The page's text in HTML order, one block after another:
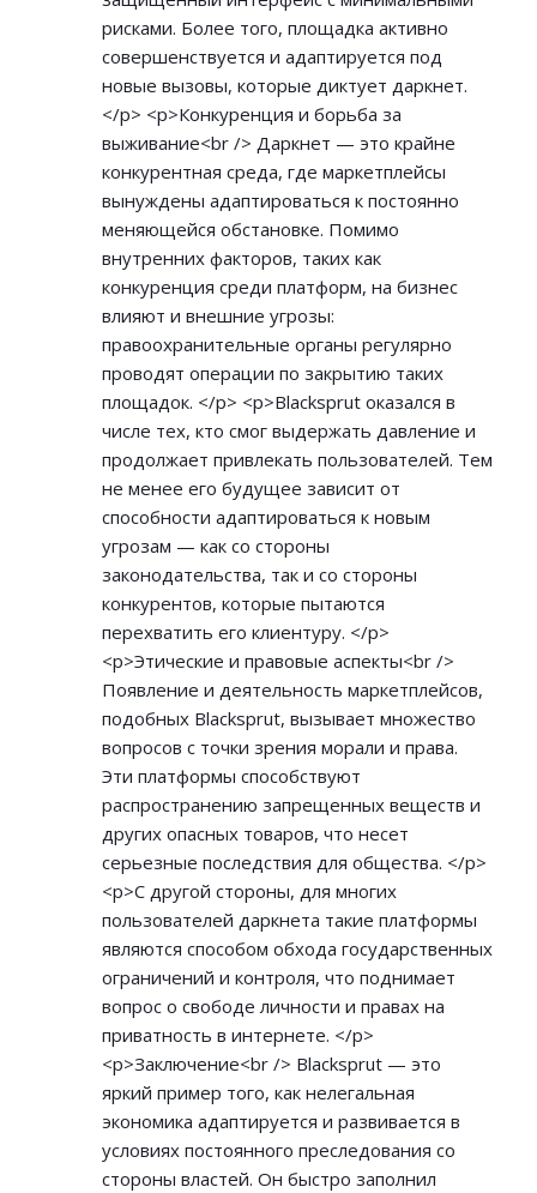
рисками. Более того, площадка активно
совершенствуется и адаптируется под
новые вызовы, которые диктует даркнет.
</p> <p>Конкуренция и борьба за
выживание<br /> Даркнет — это крайне
конкурентная среда, где маркетплейсы
вынуждены адаптироваться к постоянно
меняющейся обстановке. Помимо
внутренних факторов, таких как
конкуренция среди платформ, на бизнес
влияют и внешние угрозы:
правоохранительные органы регулярно
проводят операции по закрытию таких
площадок. </p> <p>Blacksprut оказался в
числе тех, кто смог выдержать давление и
продолжает привлекать пользователей. Тем
не менее его будущее зависит от
способности адаптироваться к новым
угрозам — как со стороны
законодательства, так и со стороны
конкурентов, которые пытаются
перехватить его клиентуру. </p>
<p>Этические и правовые аспекты<br />
Появление и деятельность маркетплейсов,
подобных Blacksprut, вызывает множество
вопросов с точки зрения морали и права.
Эти платформы способствуют
распространению запрещенных веществ и
других опасных товаров, что несет
серьезные последствия для общества. </p>
<p>С другой стороны, для многих
пользователей даркнета такие платформы
являются способом обхода государственных
ограничений и контроля, что поднимает
вопрос о свободе личности и правах на
приватность в интернете. </p>
<p>Заключение<br /> Blacksprut — это
яркий пример того, как нелегальная
экономика адаптируется и развивается в
условиях постоянного преследования со
стороны властей. Он быстро заполнил